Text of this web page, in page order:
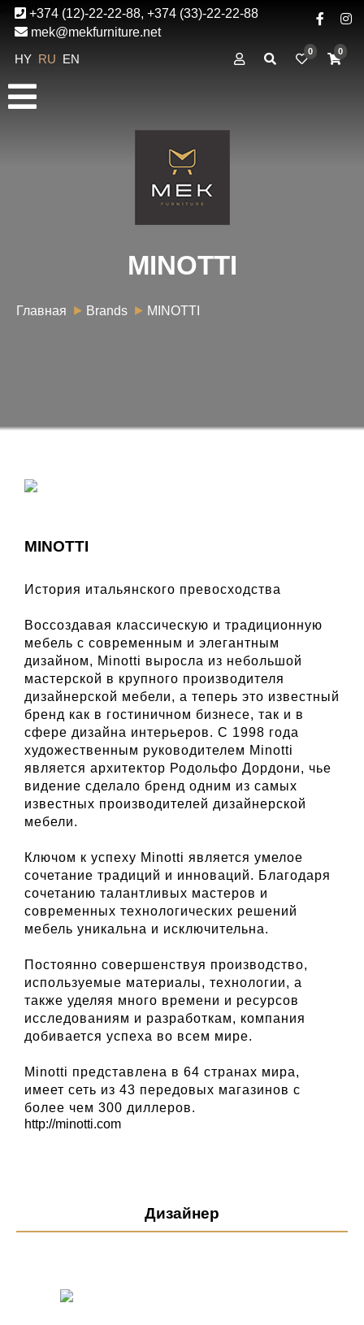
+374 (12)-22-22-88, +374 (33)-22-22-88
mek@mekfurniture.net
HY RU EN
0 0
MINOTTI
Главная Brands MINOTTI
MINOTTI
История итальянского превосходства
Воссоздавая классическую и традиционную
мебель с современным и элегантным
дизайном, Minotti выросла из небольшой
мастерской в ​​крупного производителя
дизайнерской мебели, а теперь это известный
бренд как в гостиничном бизнесе, так и в
сфере дизайна интерьеров. С 1998 года
художественным руководителем Minotti
является архитектор Родольфо Дордони, чье
видение сделало бренд одним из самых
известных производителей дизайнерской
мебели.
Ключом к успеху Minotti является умелое
сочетание традиций и инноваций. Благодаря
сочетанию талантливых мастеров и
современных технологических решений
мебель уникальна и исключительна.
Постоянно совершенствуя производство,
используемые материалы, технологии, а
также уделяя много времени и ресурсов
исследованиям и разработкам, компания
добивается успеха во всем мире.
Minotti представлена ​​в 64 странах мира,
имеет сеть из 43 передовых магазинов с
более чем 300 диллеров.
http://minotti.com
Дизайнер